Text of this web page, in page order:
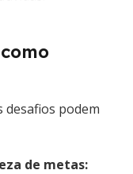
desafios podem
de metas: